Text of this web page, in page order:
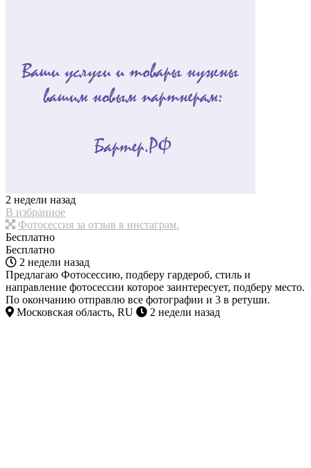
2 недели назад
В избранное
Фотосессия за отзыв в инстаграм.
Бесплатно
Бесплатно
2 недели назад
Предлагаю Фотосессию, подберу гардероб, стиль и
направление фотосессии которое заинтересует, подберу место.
По окончанию отправлю все фотографии и 3 в ретуши.
Московская область, RU
2 недели назад